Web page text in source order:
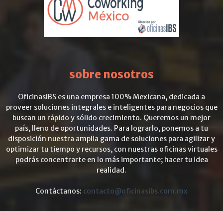
sobre nosotros
OficinasIBS es una empresa 100% Mexicana, dedicada a
proveer soluciones integrales e inteligentes para negocios que
buscan un rápido y sólido crecimiento. Queremos un mejor
país, lleno de oportunidades. Para lograrlo, ponemos a tu
disposición nuestra amplia gama de soluciones para agilizar y
optimizar tu tiempo y recursos, con nuestras oficinas virtuales
podrás concentrarte en lo más importante; hacer tu idea
realidad.
Contáctanos: contacto@oficinasibs.com.mx